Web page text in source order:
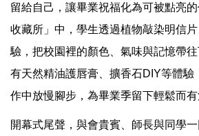
留給自己，讓畢業祝福化為可被點亮
收藏所」中，學生透過植物敲染明信
驗，把校園裡的顏色、氣味與記憶帶
有天然精油護唇膏、擴香石DIY等體驗
作中放慢腳步，為畢業季留下輕鬆而有
開幕式尾聲，與會貴賓、師長與同學